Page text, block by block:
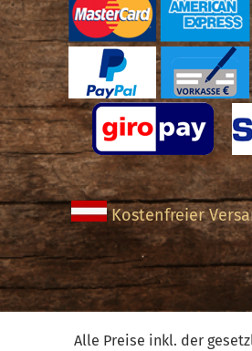
Kostenfreier
Alle Preise inkl. der